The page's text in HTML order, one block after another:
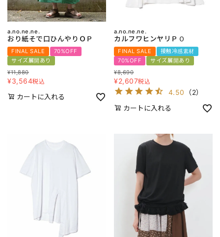
a.no.ne.ne.
おり紙そで口ひんやりＯＰ
FINAL SALE
70%OFF
サイズ展開あり
¥11,880
¥3,564税込
カートに入れる
a.no.ne.ne.
カルフワヒンヤリＰＯ
FINAL SALE
接触冷感素材
70%OFF
サイズ展開あり
¥8,690
¥2,607税込
4.50 （2）
カートに入れる